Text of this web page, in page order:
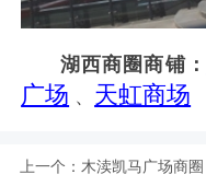
湖西商圈商铺：
广场 、 天虹商场
上一个： 木渎凯马广场商圈